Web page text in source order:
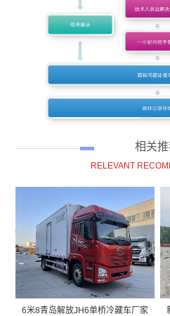
相关
RELEVANT
6米8青岛解放JH6单桥冷藏车厂家